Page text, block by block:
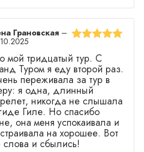
5
Грановская –
мой тридцатый тур. С
Туром я еду второй раз.
переживала за тур в
я одна, длинный
никогда не слышала
Гиле. Но спасибо
она меня успокаивала и
на хорошее. Вот
слова и сбылись!